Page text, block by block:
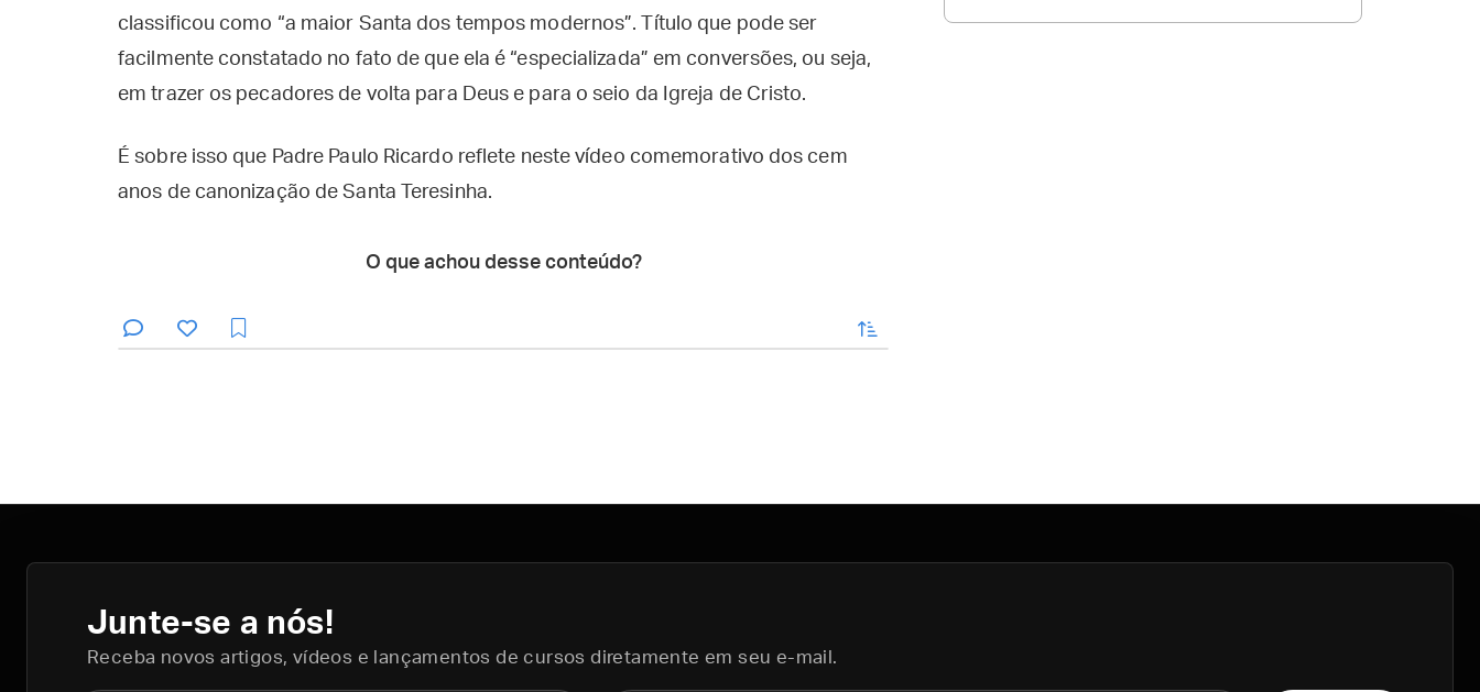
classificou como “a maior Santa dos tempos modernos”. Título que pode ser
facilmente constatado no fato de que ela é “especializada” em conversões, ou seja,
em trazer os pecadores de volta para Deus e para o seio da Igreja de Cristo.
É sobre isso que Padre Paulo Ricardo reflete neste vídeo comemorativo dos cem
anos de canonização de Santa Teresinha.
O que achou desse conteúdo?
enviar
Junte-se a nós!
Receba novos artigos, vídeos e lançamentos de cursos diretamente em seu e-mail.